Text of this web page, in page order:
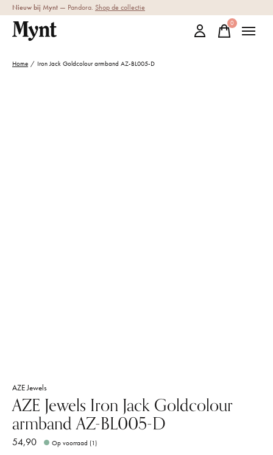
Nieuw bij Mynt — Pandora. Shop de collectie
0items
Home / Iron Jack Goldcolour armband AZ-BL005-D
AZE Jewels
AZE Jewels Iron Jack Goldcolour
armband AZ-BL005-D
54,90 Op voorraad (1)